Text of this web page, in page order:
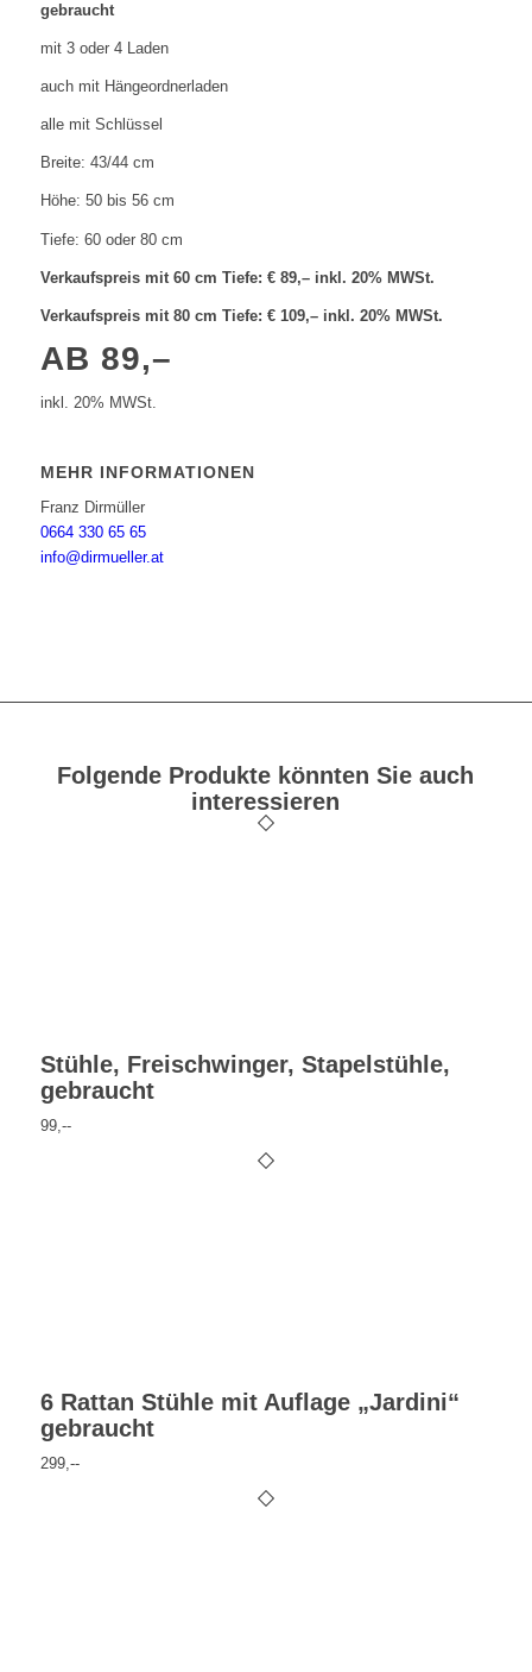
gebraucht
mit 3 oder 4 Laden
auch mit Hängeordnerladen
alle mit Schlüssel
Breite: 43/44 cm
Höhe: 50 bis 56 cm
Tiefe: 60 oder 80 cm
Verkaufspreis mit 60 cm Tiefe: € 89,– inkl. 20% MWSt.
Verkaufspreis mit 80 cm Tiefe: € 109,– inkl. 20% MWSt.
AB 89,–
inkl. 20% MWSt.
MEHR INFORMATIONEN
Franz Dirmüller
0664 330 65 65
info@dirmueller.at
Folgende Produkte könnten Sie auch
interessieren
Stühle, Freischwinger, Stapelstühle,
gebraucht
99,--
6 Rattan Stühle mit Auflage „Jardini“
gebraucht
299,--